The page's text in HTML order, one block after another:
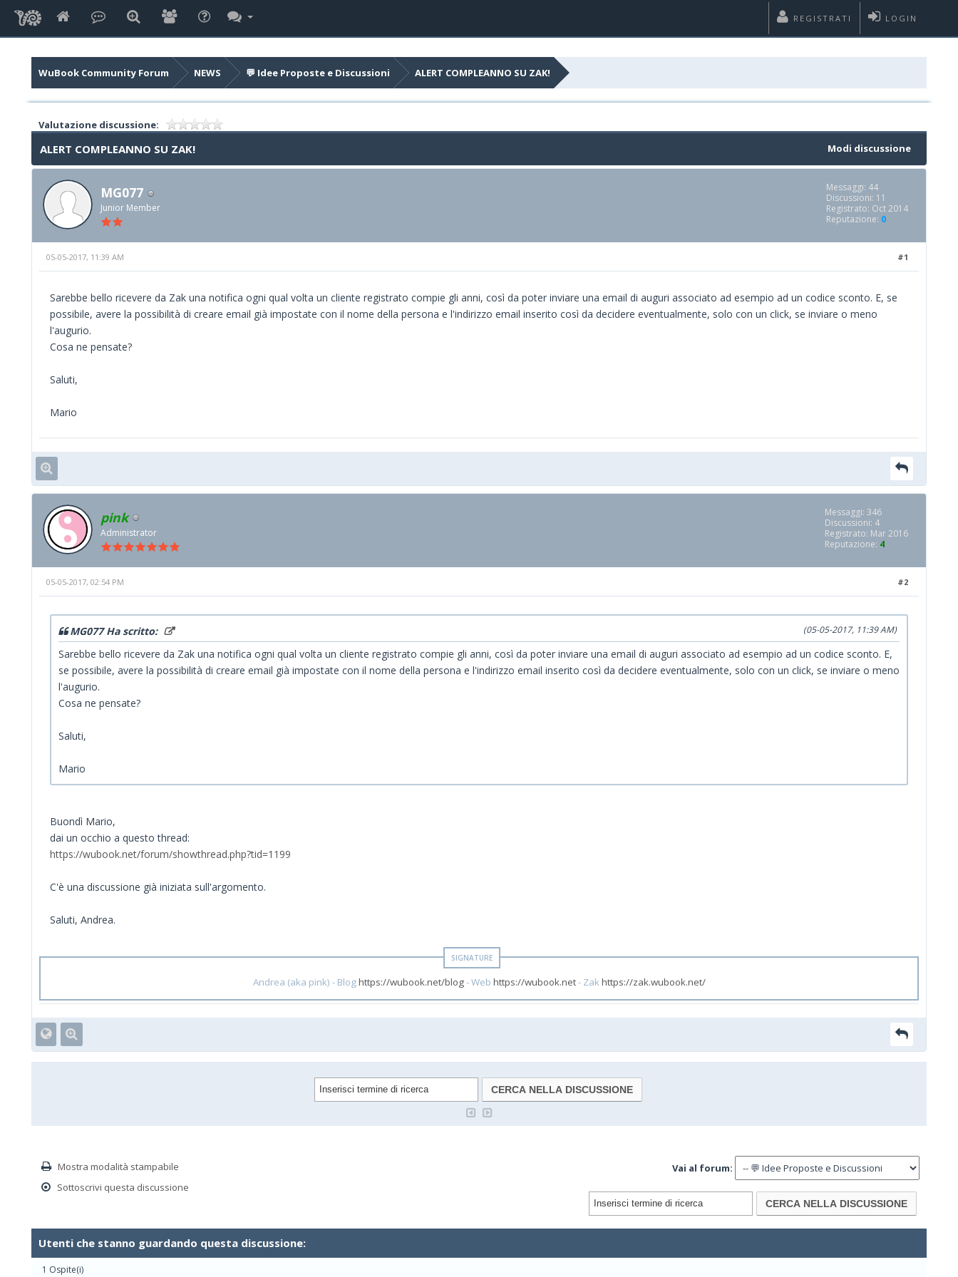
LOGIN
REGISTRATI
WuBook Community Forum NEWS 💬 Idee Proposte e Discussioni ALERT COMPLEANNO SU ZAK!
Valutazione discussione:
Modi discussione
ALERT COMPLEANNO SU ZAK!
MG077
Junior Member
Messaggi: 44
Discussioni: 11
Registrato: Oct 2014
Reputazione: 0
#1
05-05-2017, 11:39 AM
Sarebbe bello ricevere da Zak una notifica ogni qual volta un cliente registrato compie gli anni, così da poter inviare una email di auguri associato ad esempio ad un codice sconto. E, se
possibile, avere la possibilità di creare email già impostate con il nome della persona e l'indirizzo email inserito così da decidere eventualmente, solo con un click, se inviare o meno
l'augurio.
Cosa ne pensate?
Saluti,
Mario
pink
Administrator
Messaggi: 346
Discussioni: 4
Registrato: Mar 2016
Reputazione: 4
#2
05-05-2017, 02:54 PM
(05-05-2017, 11:39 AM)
MG077 Ha scritto:
Sarebbe bello ricevere da Zak una notifica ogni qual volta un cliente registrato compie gli anni, così da poter inviare una email di auguri associato ad esempio ad un codice sconto. E,
se possibile, avere la possibilità di creare email già impostate con il nome della persona e l'indirizzo email inserito così da decidere eventualmente, solo con un click, se inviare o meno
l'augurio.
Cosa ne pensate?
Saluti,
Mario
Buondì Mario,
dai un occhio a questo thread:
https://wubook.net/forum/showthread.php?tid=1199
C'è una discussione già iniziata sull'argomento.
Saluti, Andrea.
Andrea (aka pink) - Bloghttps://wubook.net/blog- Web https://wubook.net- Zak https://zak.wubook.net/
Mostra modalità stampabile
Sottoscrivi questa discussione
Vai al forum:
Utenti che stanno guardando questa discussione:
1 Ospite(i)